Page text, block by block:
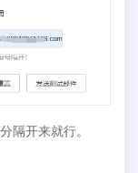
隔开来就行。